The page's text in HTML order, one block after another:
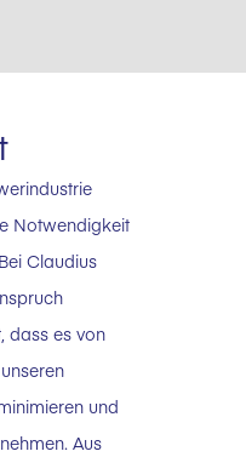
Notwendigkeit
Claudius
dass es von
und
Aus